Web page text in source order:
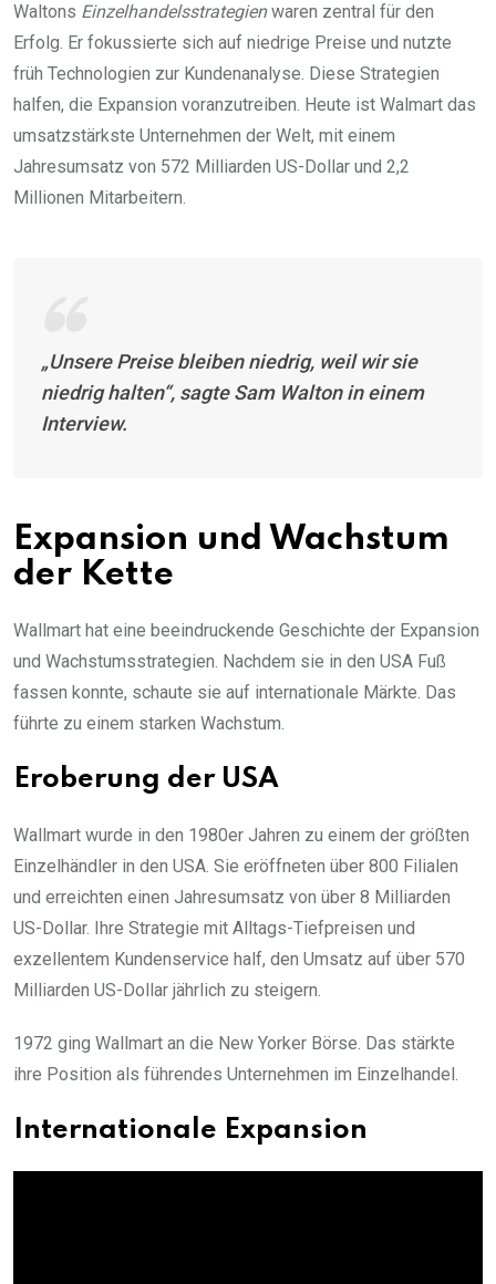
Waltons Einzelhandelsstrategienwaren zentral für den
Erfolg. Er fokussierte sich auf niedrige Preise und nutzte
früh Technologien zur Kundenanalyse. Diese Strategien
halfen, die Expansion voranzutreiben. Heute ist Walmart das
umsatzstärkste Unternehmen der Welt, mit einem
Jahresumsatz von 572 Milliarden US-Dollar und 2,2
Millionen Mitarbeitern.
„Unsere Preise bleiben niedrig, weil wir sie
niedrig halten“, sagte Sam Walton in einem
Interview.
Expansion und Wachstum
der Kette
Wallmart hat eine beeindruckende Geschichte der Expansion
und Wachstumsstrategien. Nachdem sie in den USA Fuß
fassen konnte, schaute sie auf internationale Märkte. Das
führte zu einem starken Wachstum.
Eroberung der USA
Wallmart wurde in den 1980er Jahren zu einem der größten
Einzelhändler in den USA. Sie eröffneten über 800 Filialen
und erreichten einen Jahresumsatz von über 8 Milliarden
US-Dollar. Ihre Strategie mit Alltags-Tiefpreisen und
exzellentem Kundenservice half, den Umsatz auf über 570
Milliarden US-Dollar jährlich zu steigern.
1972 ging Wallmart an die New Yorker Börse. Das stärkte
ihre Position als führendes Unternehmen im Einzelhandel.
Internationale Expansion